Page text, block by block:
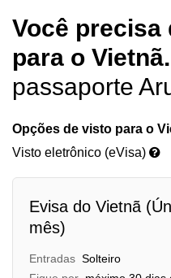
Você precisa
para o Vietnã.
passaporte
Opções de visto para o
Visto eletrônico (eVisa)
Evisa do Vietnã
mês)
Entradas Solteiro